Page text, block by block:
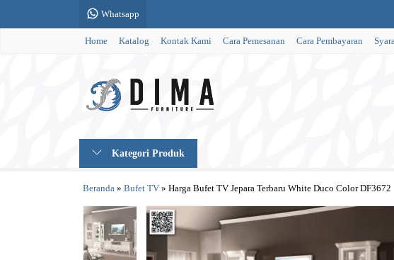
Whatsapp
Home Katalog Kontak Kami Cara Pemesanan Cara Pembayaran
Kategori Produk
Beranda » Bufet TV » Harga Bufet TV Jepara Terbaru White Duco Color DF3672